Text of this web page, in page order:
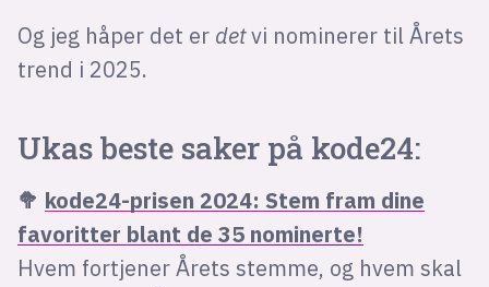
Og jeg håper det er detvi nominerer til Årets
trend i 2025.
Ukas beste saker på kode24:
🥦 kode24-prisen 2024: Stem fram dine
favoritter blant de 35 nominerte!
Hvem fortjener Årets stemme, og hvem skal